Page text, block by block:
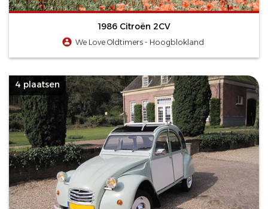
1986 Citroën 2CV
We Love Oldtimers - Hoogblokland
4 plaatsen